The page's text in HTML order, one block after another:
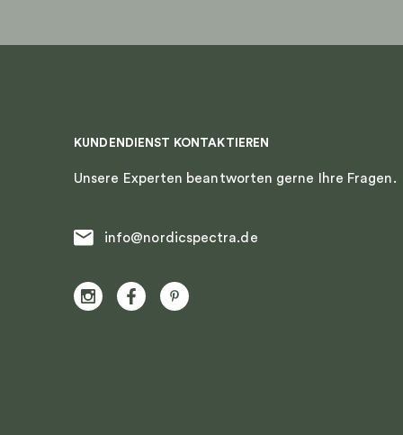
KUNDENDIENST KONTAKTIEREN
Unsere Experten beantworten gerne Ihre Fragen.
info@nordicspectra.de